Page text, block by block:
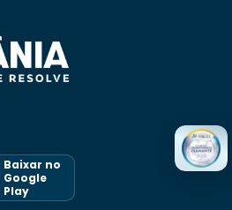
Baixar no
Google
Play